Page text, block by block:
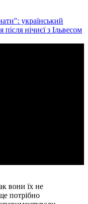
український
нічиєї з Ільвесом
вони їх не
потрібно